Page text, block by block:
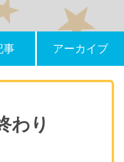
事 アーカイブ
わり